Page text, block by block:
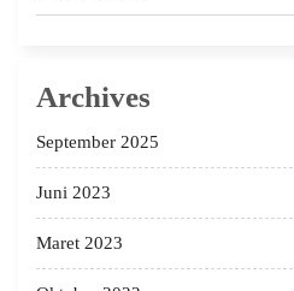
Archives
September 2025
Juni 2023
Maret 2023